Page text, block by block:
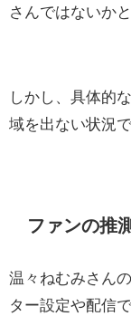
さんではないか
しかし、具体的
域を出ない状況で
ファンの推
温々ねむみさん
ター設定や配信